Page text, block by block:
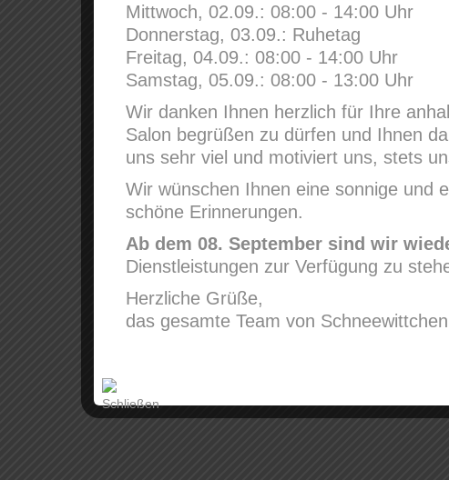
Mittwoch, 02.09.: 08:00 - 14:00 Uhr
Donnerstag, 03.09.: Ruhetag
Freitag, 04.09.: 08:00 - 14:00 Uhr
Samstag, 05.09.: 08:00 - 13:00 Uhr
Wir danken Ihnen herzlich für Ihre
Salon begrüßen zu dürfen und Ihnen
uns sehr viel und motiviert uns, stets
Wir wünschen Ihnen eine sonnige und
schöne Erinnerungen.
Ab dem 08. September sind wir
Dienstleistungen zur Verfügung zu
Herzliche Grüße,
das gesamte Team von